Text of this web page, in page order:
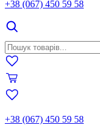
+38 (067) 450 59 58
+38 (067) 450 59 58